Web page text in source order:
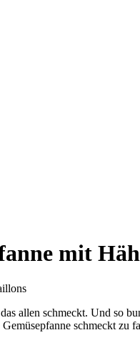
mit
allen schmeckt. Und
schmeckt zu